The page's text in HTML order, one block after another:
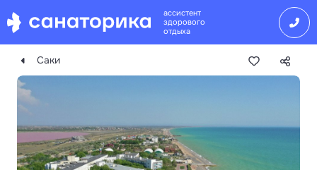
ассистент
здорового
отдыха
Саки